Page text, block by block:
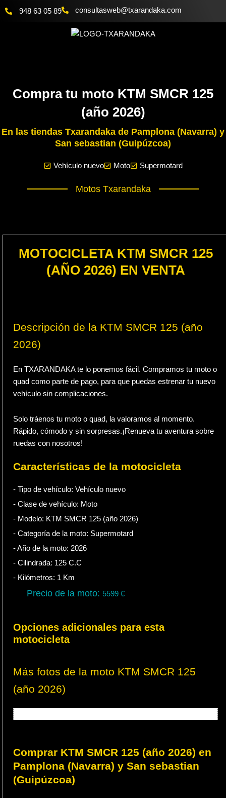
948 63 05 89 moc.akadnaraxt
@bewsatlusnoc
Compra tu moto KTM SMCR 125
(año 2026)
En las tiendas Txarandaka de Pamplona (Navarra) y
San sebastian (Guipúzcoa)
Vehículo nuevo Moto Supermotard
Motos Txarandaka
MOTOCICLETA KTM SMCR 125
(AÑO 2026) EN VENTA
Descripción de la KTM SMCR 125 (año
2026)
En TXARANDAKA te lo ponemos fácil. Compramos tu moto o
quad como parte de pago, para que puedas estrenar tu nuevo
vehículo sin complicaciones.
Solo tráenos tu moto o quad, la valoramos al momento.
Rápido, cómodo y sin sorpresas.¡Renueva tu aventura sobre
ruedas con nosotros!
Características de la motocicleta
- Tipo de vehículo: Vehículo nuevo
- Clase de vehículo: Moto
- Modelo: KTM SMCR 125 (año 2026)
- Categoría de la moto: Supermotard
- Año de la moto: 2026
- Cilindrada: 125 C.C
- Kilómetros: 1 Km
Precio de la moto: 5599€
Opciones adicionales para esta
motocicleta
Más fotos de la moto KTM SMCR 125
(año 2026)
Comprar KTM SMCR 125 (año 2026) en
Pamplona (Navarra) y San sebastian
(Guipúzcoa)